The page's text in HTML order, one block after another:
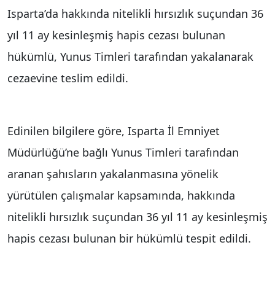
Isparta’da hakkında nitelikli hırsızlık suçundan 36
yıl 11 ay kesinleşmiş hapis cezası bulunan
hükümlü, Yunus Timleri tarafından yakalanarak
cezaevine teslim edildi.
Edinilen bilgilere göre, Isparta İl Emniyet
Müdürlüğü’ne bağlı Yunus Timleri tarafından
aranan şahısların yakalanmasına yönelik
yürütülen çalışmalar kapsamında, hakkında
nitelikli hırsızlık suçundan 36 yıl 11 ay kesinleşmiş
hapis cezası bulunan bir hükümlü tespit edildi.